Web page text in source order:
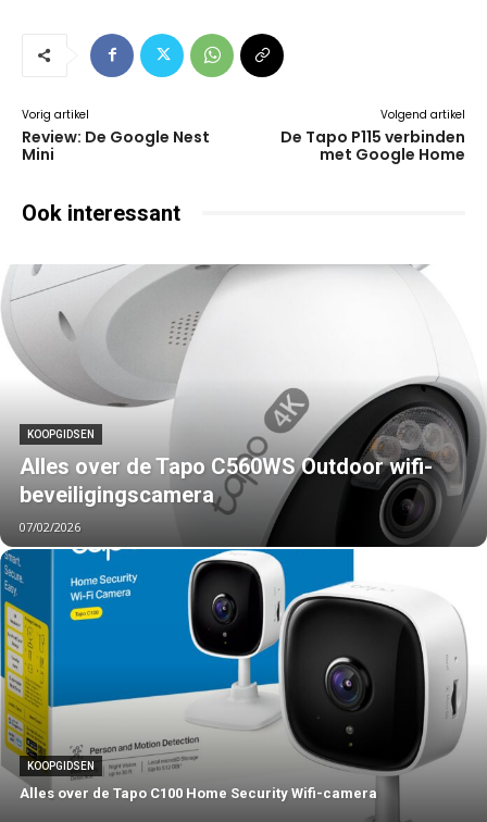
Vorig artikel
Review: De Google Nest
Mini
Volgend artikel
De Tapo P115 verbinden
met Google Home
Ook interessant
KOOPGIDSEN
Alles over de Tapo C560WS Outdoor wifi-
beveiligingscamera
07/02/2026
KOOPGIDSEN
Alles over de Tapo C100 Home Security Wifi-camera